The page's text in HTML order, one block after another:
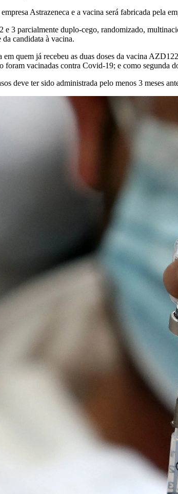
Astrazeneca e a vacina será fabricada pela
e 3 parcialmente duplo-cego, randomizado,
candidata à vacina.
em quem já recebeu as duas doses da vacina
foram vacinadas contra Covid-19; e como
deve ter sido administrada pelo menos 3 meses